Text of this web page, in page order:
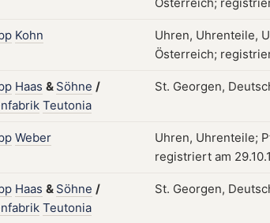
Kohn
Uhren, Uhrenteile,
Österreich;
Haas & Söhne /
Teutonia
St. Georgen,
Weber
Uhren, Uhrenteile;
registriert am
Haas & Söhne /
Teutonia
St. Georgen,